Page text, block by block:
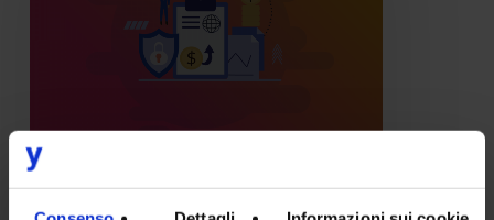
prova
di
futuro